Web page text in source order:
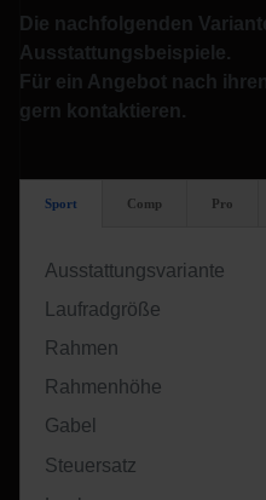
Die nachfolgenden
Ausstattungsbeispiele.
Für ein Angebot nach
gern kontaktieren.
Sport Comp Pro
Ausstattungsvariante
Laufradgröße
Rahmen
Rahmenhöhe
Gabel
Steuersatz